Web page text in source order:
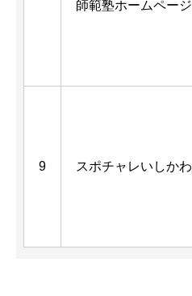
師範塾ホームページ
9 スポチャレいしかわ